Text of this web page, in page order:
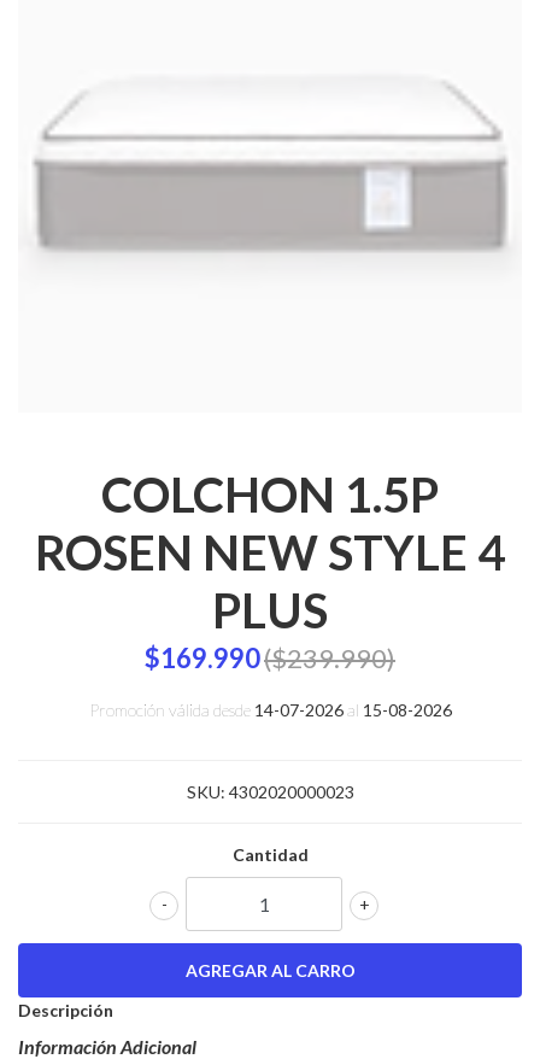
COLCHON 1.5P
ROSEN NEW STYLE 4
PLUS
$169.990($239.990)
Promoción válida desde 14-07-2026al 15-08-2026
SKU: 4302020000023
Cantidad
+
-
Descripción
Información Adicional